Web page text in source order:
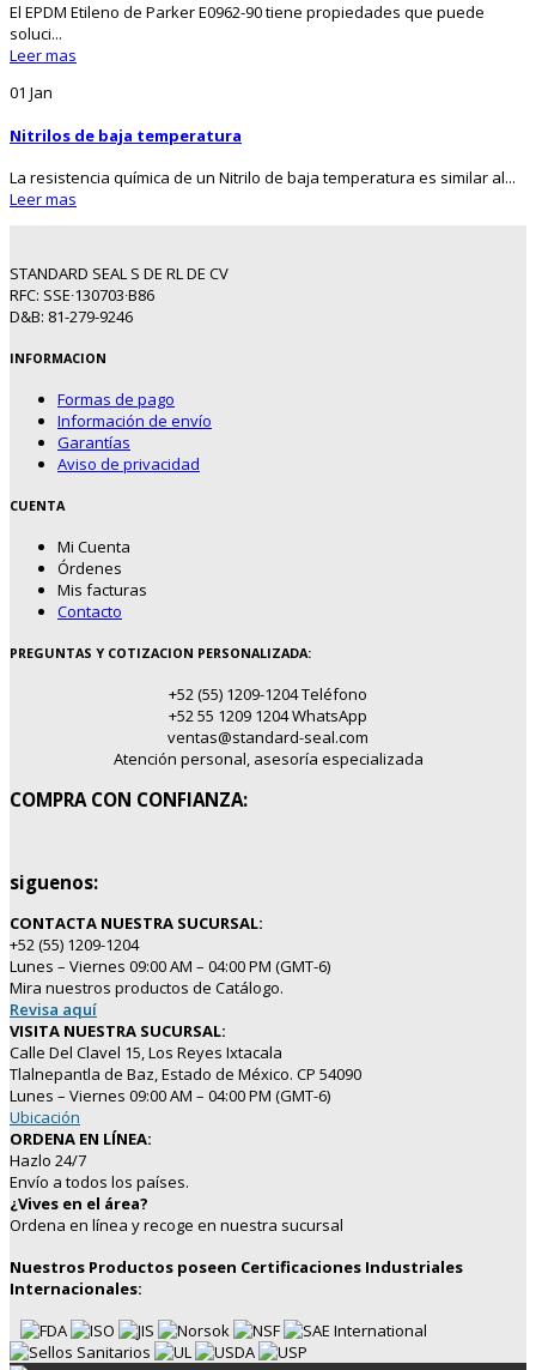
El EPDM Etileno de Parker E0962-90 tiene propiedades que puede
soluci...
Leer mas
01 Jan
Nitrilos de baja temperatura
La resistencia química de un Nitrilo de baja temperatura es similar al...
Leer mas
STANDARD SEAL S DE RL DE CV
RFC: SSE∙130703∙B86
D&B: 81-279-9246
INFORMACION
Formas de pago
Información de envío
Garantías
Aviso de privacidad
CUENTA
Mi Cuenta
Órdenes
Mis facturas
Contacto
PREGUNTAS Y COTIZACION PERSONALIZADA:
+52 (55) 1209-1204 Teléfono
+52 55 1209 1204 WhatsApp
ventas@standard-seal.com
Atención personal, asesoría especializada
COMPRA CON CONFIANZA:
siguenos:
CONTACTA NUESTRA SUCURSAL:
+52 (55) 1209-1204
Lunes – Viernes 09:00 AM – 04:00 PM (GMT-6)
Mira nuestros productos de Catálogo.
Revisa aquí
VISITA NUESTRA SUCURSAL:
Calle Del Clavel 15, Los Reyes Ixtacala
Tlalnepantla de Baz, Estado de México. CP 54090
Lunes – Viernes 09:00 AM – 04:00 PM (GMT-6)
Ubicación
ORDENA EN LÍNEA:
Hazlo 24/7
Envío a todos los países.
¿Vives en el área?
Ordena en línea y recoge en nuestra sucursal
Nuestros Productos poseen Certificaciones Industriales
Internacionales: